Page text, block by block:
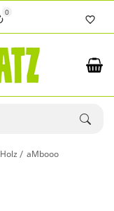
0
Holz
aMbooo